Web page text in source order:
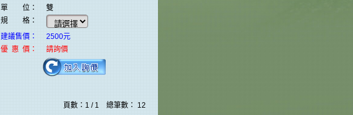
單 位：
雙
規 格：
建議售價：
2500元
優 惠 價：
請詢價
頁數：1 / 1 總筆數： 12